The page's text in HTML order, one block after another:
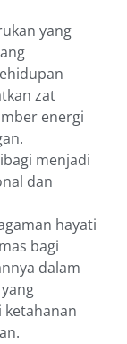
yang
zat
energi
menjadi
dan
hayati
bagi
dalam
ketahanan